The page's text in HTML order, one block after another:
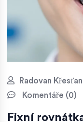
Radovan Křesťan
Komentáře (0)
Fixní